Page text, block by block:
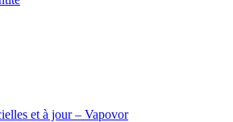
et à jour – Vapovor